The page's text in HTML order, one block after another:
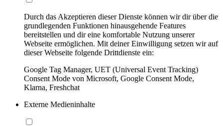
Durch das Akzeptieren dieser Dienste können wir dir über die
grundlegenden Funktionen hinausgehende Features
bereitstellen und dir eine komfortable Nutzung unserer
Webseite ermöglichen. Mit deiner Einwilligung setzen wir auf
dieser Webseite folgende Drittdienste ein:
Google Tag Manager, UET (Universal Event Tracking)
Consent Mode von Microsoft, Google Consent Mode,
Klarna, Freshchat
Externe Medieninhalte